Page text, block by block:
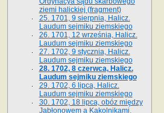
ziemi halickiej (fragment)
25. 1701, 9 sierpnia, Halicz.
Laudum sejmiku ziemskiego
26. 1701, 12 września, Halicz.
Laudum sejmiku ziemskiego
27. 1702, 9 stycznia, Halicz.
Laudum sejmiku ziemskiego
28. 1702, 8 czerwca, Halicz.
Laudum sejmiku ziemskiego
29. 1702, 6 lipca, Halicz.
Laudum sejmiku ziemskiego
30. 1702, 18 lipca, obóz między
Jabłonowem a Kąkolnikami.